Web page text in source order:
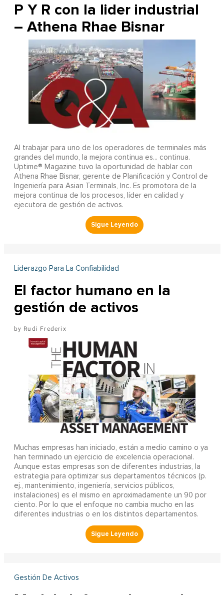
P Y R con la lider industrial
– Athena Rhae Bisnar
Al trabajar para uno de los operadores de terminales más
grandes del mundo, la mejora continua es... continua.
Uptime® Magazine tuvo la oportunidad de hablar con
Athena Rhae Bisnar, gerente de Planificación y Control de
Ingeniería para Asian Terminals, Inc. Es promotora de la
mejora continua de los procesos, líder en calidad y
ejecutora de gestión de activos.
Liderazgo Para La Confiabilidad
El factor humano en la
gestión de activos
Rudi Frederix
Muchas empresas han iniciado, están a medio camino o ya
han terminado un ejercicio de excelencia operacional.
Aunque estas empresas son de diferentes industrias, la
estrategia para optimizar sus departamentos técnicos (p.
ej., mantenimiento, ingeniería, servicios públicos,
instalaciones) es el mismo en aproximadamente un 90 por
ciento. Por lo que el enfoque no cambia mucho en las
diferentes industrias o en los distintos departamentos.
Gestión De Activos